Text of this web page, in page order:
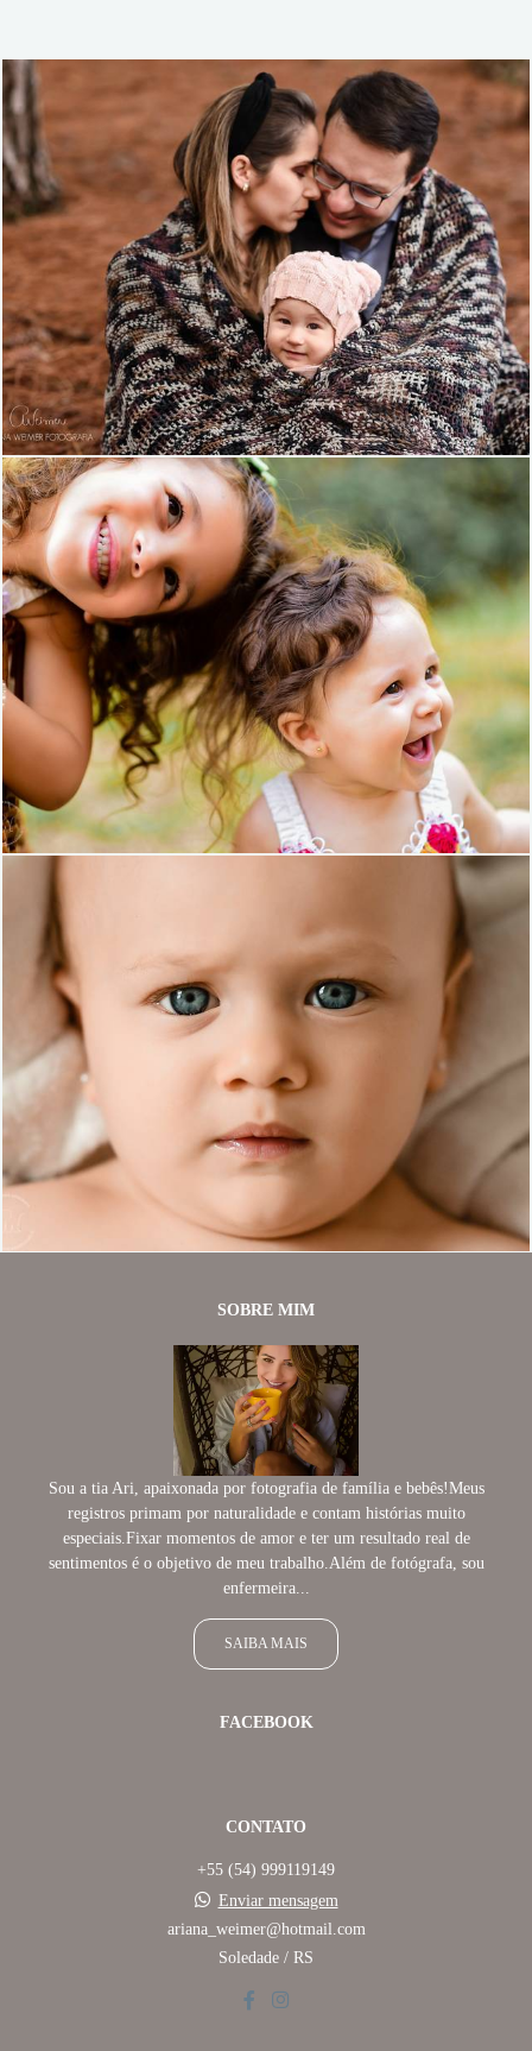
1236 48
563 0
SOBRE MIM
Sou a tia Ari, apaixonada por fotografia de família e bebês!Meus
registros primam por naturalidade e contam histórias muito
especiais.Fixar momentos de amor e ter um resultado real de
sentimentos é o objetivo de meu trabalho.Além de fotógrafa, sou
enfermeira...
SAIBA MAIS
FACEBOOK
CONTATO
+55 (54) 999119149
Enviar mensagem
ariana_weimer@hotmail.com
Soledade / RS